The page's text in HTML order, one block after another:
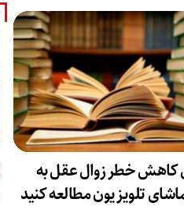
کاهش خطر زوال عقل به
تلویزیون مطالعه کنید